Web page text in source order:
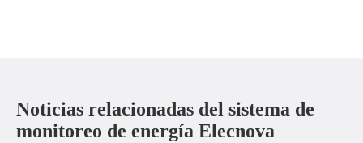
Noticias relacionadas del sistema de
monitoreo de energía Elecnova